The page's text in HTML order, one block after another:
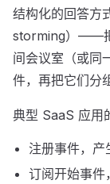
结构化的回答方
storming）——
间会议室（或同
件，再把它们分
典型 SaaS 应用
注册事件，产
订阅开始事件